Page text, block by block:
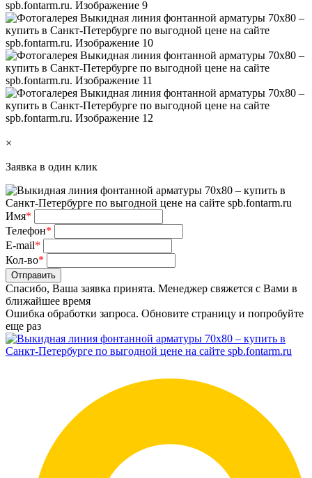
×
Заявка в один клик
Имя*
Телефон*
E-mail*
Кол-во*
Отправить
Спасибо, Ваша заявка принята. Менеджер свяжется с Вами в
ближайшее время
Ошибка обработки запроса. Обновите страницу и попробуйте
еще раз